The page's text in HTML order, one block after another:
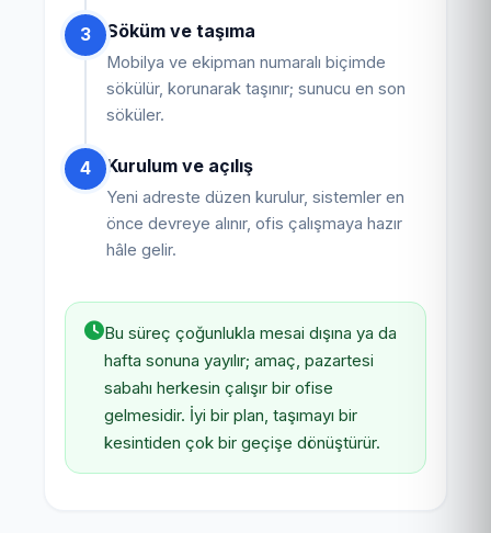
3 Söküm ve taşıma
Mobilya ve ekipman numaralı biçimde
sökülür, korunarak taşınır; sunucu en son
söküler.
4 Kurulum ve açılış
Yeni adreste düzen kurulur, sistemler en
önce devreye alınır, ofis çalışmaya hazır
hâle gelir.
Bu süreç çoğunlukla mesai dışına ya da
hafta sonuna yayılır; amaç, pazartesi
sabahı herkesin çalışır bir ofise
gelmesidir. İyi bir plan, taşımayı bir
kesintiden çok bir geçişe dönüştürür.